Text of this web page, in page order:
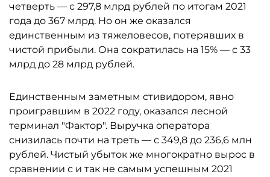
четверть — с 297,8 млрд рублей по итогам 2021
года до 367 млрд. Но он же оказался
единственным из тяжеловесов, потерявших в
чистой прибыли. Она сократилась на 15% — с 33
млрд до 28 млрд рублей.
Единственным заметным стивидором, явно
проигравшим в 2022 году, оказался лесной
терминал "Фактор". Выручка оператора
снизилась почти на треть — с 349,8 до 236,6 млн
рублей. Чистый убыток же многократно вырос в
сравнении с и так не самым успешным 2021